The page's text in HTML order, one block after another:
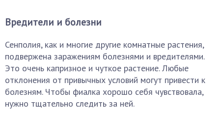
Вредители и болезни
Сенполия, как и многие другие комнатные растения,
подвержена заражениям болезнями и вредителями.
Это очень капризное и чуткое растение. Любые
отклонения от привычных условий могут привести к
болезням. Чтобы фиалка хорошо себя чувствовала,
нужно тщательно следить за ней.